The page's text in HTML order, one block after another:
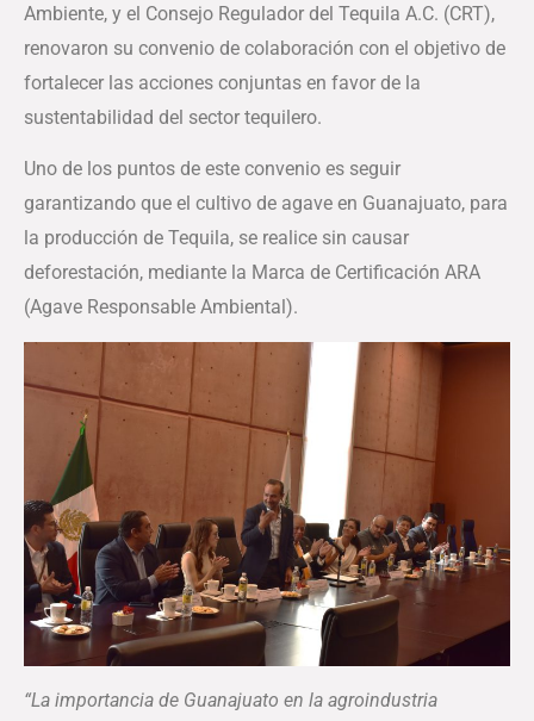
Ambiente, y el Consejo Regulador del Tequila A.C. (CRT),
renovaron su convenio de colaboración con el objetivo de
fortalecer las acciones conjuntas en favor de la
sustentabilidad del sector tequilero.
Uno de los puntos de este convenio es seguir
garantizando que el cultivo de agave en Guanajuato, para
la producción de Tequila, se realice sin causar
deforestación, mediante la Marca de Certificación ARA
(Agave Responsable Ambiental).
“La importancia de Guanajuato en la agroindustria